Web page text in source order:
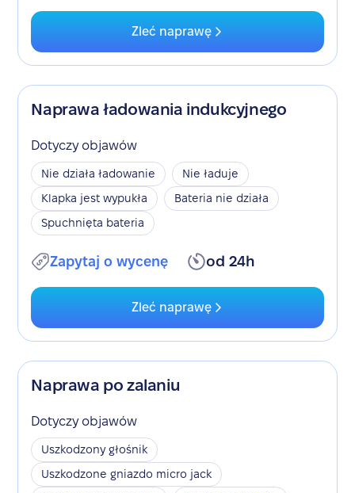
Zleć naprawę
Naprawa ładowania indukcyjnego
Dotyczy objawów
Nie działa ładowanie
Nie ładuje
Klapka jest wypukła
Bateria nie działa
Spuchnięta bateria
Zapytaj o wycenę od 24h
Zleć naprawę
Naprawa po zalaniu
Dotyczy objawów
Uszkodzony głośnik
Uszkodzone gniazdo micro jack